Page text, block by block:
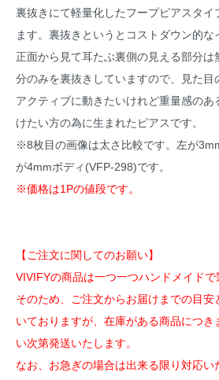
裏抜きにて軽量化したフープピアスタイ
ます。裏抜きというとコストダウン的な
正面から見て耳たぶ裏側の見える部分は
分のみを裏抜きしていますので、見た目
アクティブに動きたいけれど重量感の
けたい方の為に生まれたピアスです。
※8枚目の画像は太さ比較です。左が
が4mmボディ(VFP-298)です。
※価格は1Pの値段です。
【ご注文に関してのお願い】
VIVIFYの商品は一つ一つハンドメイドで
そのため、ご注文からお届けまでの目
いておりますが、在庫がある商品につ
い次第発送いたします。
なお、お急ぎの場合は出来る限り対応い